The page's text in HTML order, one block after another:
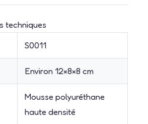
techniques
S0011
Environ 12×8×8 cm
Mousse polyuréthane
haute densité